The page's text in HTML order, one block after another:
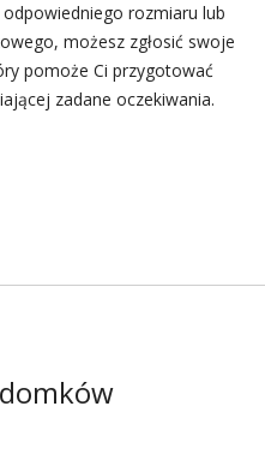
rozmiaru lub
możesz zgłosić swoje
pomoże Ci przygotować
zadane oczekiwania.